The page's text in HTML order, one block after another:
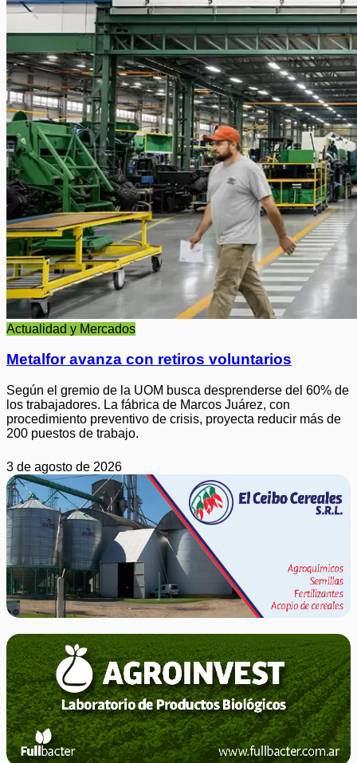
Actualidad y Mercados
Metalfor avanza con retiros voluntarios
Según el gremio de la UOM busca desprenderse del 60% de
los trabajadores. La fábrica de Marcos Juárez, con
procedimiento preventivo de crisis, proyecta reducir más de
200 puestos de trabajo.
3 de agosto de 2026